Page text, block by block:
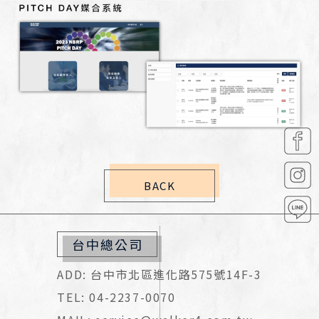
BACK
台中總公司
ADD: 台中市北區進化路575號14F-3
TEL: 04-2237-0070